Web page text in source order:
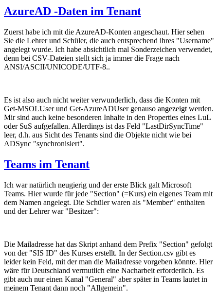
AzureAD -Daten im Tenant
Zuerst habe ich mit die AzureAD-Konten angeschaut. Hier sehen
Sie die Lehrer und Schüler, die auch entsprechend ihres "Username"
angelegt wurde. Ich habe absichtlich mal Sonderzeichen verwendet,
denn bei CSV-Dateien stellt sich ja immer die Frage nach
ANSI/ASCII/UNICODE/UTF-8..
Es ist also auch nicht weiter verwunderlich, dass die Konten mit
Get-MSOLUser und Get-AzureADUser genauso angezeigt werden.
Mir sind auch keine besonderen Inhalte in den Properties eines LuL
oder SuS aufgefallen. Allerdings ist das Feld "LastDirSyncTime"
leer, d.h. aus Sicht des Tenants sind die Objekte nicht wie bei
ADSync "synchronisiert".
Teams im Tenant
Ich war natürlich neugierig und der erste Blick galt Microsoft
Teams. Hier wurde für jede "Section" (=Kurs) ein eigenes Team mit
dem Namen angelegt. Die Schüler waren als "Member" enthalten
und der Lehrer war "Besitzer":
Die Mailadresse hat das Skript anhand dem Prefix "Section" gefolgt
von der "SIS ID" des Kurses erstellt. In der Section.csv gibt es
leider kein Feld, mit der man die Mailadresse vorgeben könnte. Hier
wäre für Deutschland vermutlich eine Nacharbeit erforderlich. Es
gibt auch nur einen Kanal "General" aber später in Teams lautet in
meinem Tenant dann noch "Allgemein".